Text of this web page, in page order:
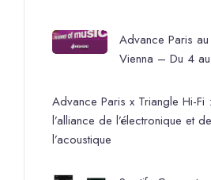
Advance Paris
Vienna – Du 4
Advance Paris x Triangle Hi-Fi :
l’alliance de l’électronique et de
l’acoustique